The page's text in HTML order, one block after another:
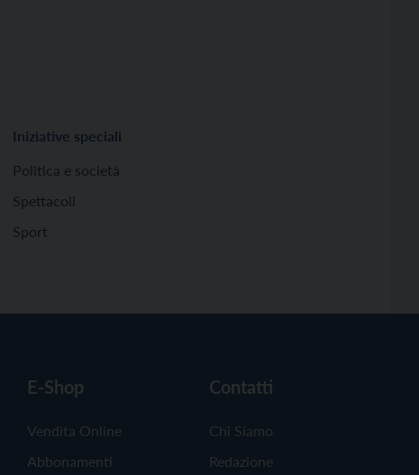
Iniziative speciali
Politica e società
Spettacoli
Sport
E-Shop
Vendita Online
Abbonamenti
Contatti
Chi Siamo
Redazione